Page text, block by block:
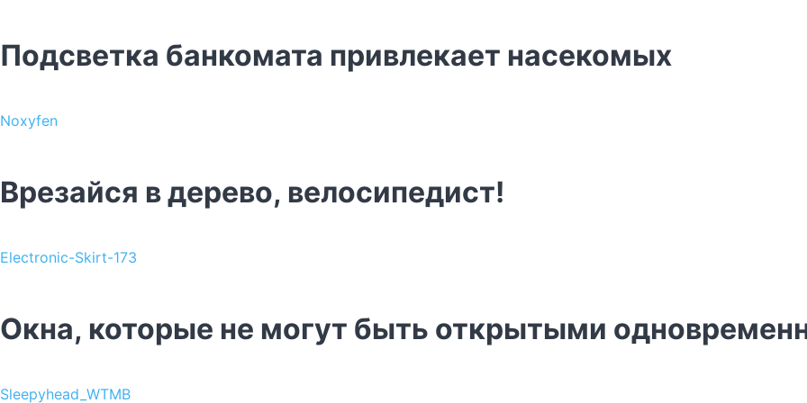
Подсветка банкомата привлекает насекомых
Noxyfen
Врезайся в дерево, велосипедист!
Electronic-Skirt-173
Окна, которые не могут быть открытыми
Sleepyhead_WTMB